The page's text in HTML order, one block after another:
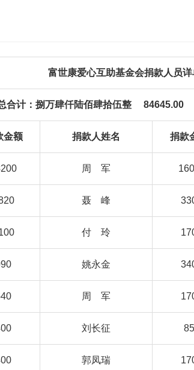
富世康爱心互助基金会捐款人员详
总合计：捌万肆仟陆佰肆拾伍整
金额 捐款人姓名 捐款
周 军
聂 峰
付 玲
姚永金
周 军
刘长征 85
郭凤瑞